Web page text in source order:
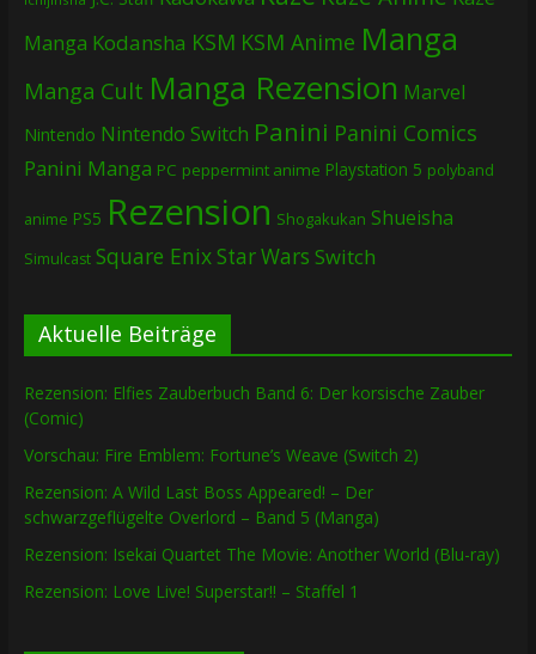
Manga Kodansha KSM KSM Anime Manga
Manga Cult Manga Rezension Marvel
Nintendo Nintendo Switch Panini Panini Comics
Panini Manga PC peppermint anime Playstation 5 polyband
anime PS5 Rezension Shogakukan Shueisha
Simulcast Square EnixStar Wars Switch
Aktuelle Beiträge
Rezension: Elfies Zauberbuch Band 6: Der korsische Zauber
(Comic)
Vorschau: Fire Emblem: Fortune’s Weave (Switch 2)
Rezension: A Wild Last Boss Appeared! – Der
schwarzgeflügelte Overlord – Band 5 (Manga)
Rezension: Isekai Quartet The Movie: Another World (Blu-ray)
Rezension: Love Live! Superstar!! – Staffel 1